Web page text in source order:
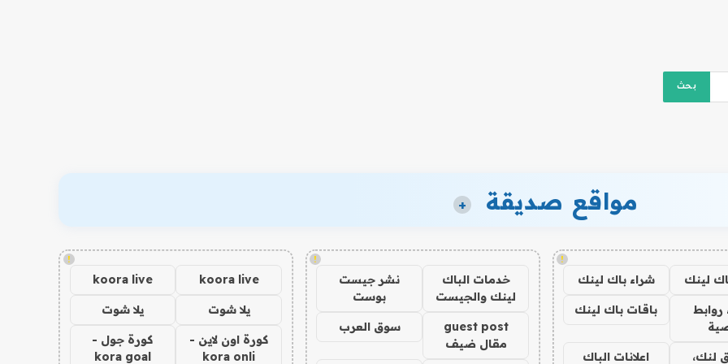
مواقع صديقة +
!
لينك شراء باك لينك
روابط
باقات باك لينك
لنك، اعلانات الباك
!
خدمات الباك
لينك والجيست
نشر جيست
بوست
guest post
مقال ضيف
سوق العرب
!
koora live
koora live
يلا شوت يلا شوت
كورة اون لاين -
kora onli
كورة جول -
kora goal